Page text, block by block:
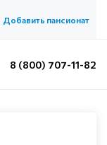
Добавить пансионат
8 (800) 707-11-82